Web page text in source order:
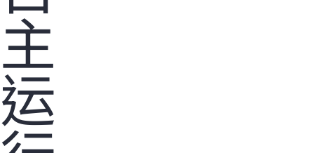
主
运